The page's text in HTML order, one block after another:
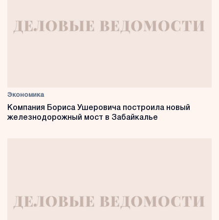
Экономика
Компания Бориса Ушеровича построила новый
железнодорожный мост в Забайкалье